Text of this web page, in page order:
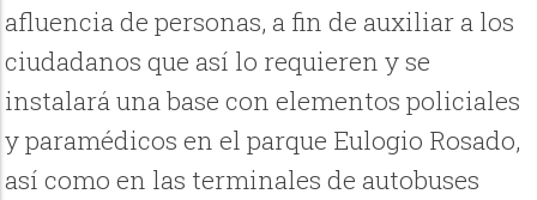
afluencia de personas, a fin de auxiliar a los
ciudadanos que así lo requieren y se
instalará una base con elementos policiales
y paramédicos en el parque Eulogio Rosado,
así como en las terminales de autobuses